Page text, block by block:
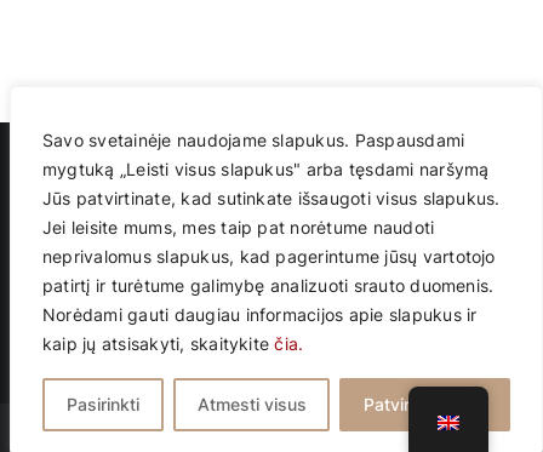
Savo svetainėje naudojame slapukus. Paspausdami
mygtuką „Leisti visus slapukus" arba tęsdami naršymą
Jūs patvirtinate, kad sutinkate išsaugoti visus slapukus.
Jei leisite mums, mes taip pat norėtume naudoti
neprivalomus slapukus, kad pagerintume jūsų vartotojo
patirtį ir turėtume galimybę analizuoti srauto duomenis.
Norėdami gauti daugiau informacijos apie slapukus ir
kaip jų atsisakyti, skaitykitečia.
Pasirinkti Atmesti visus Patvirtinti visus
Advokatų profesinė bendrija
„Dainius Vaičiūnas ir partneriai“
Vilniaus m. sav., Vilniaus m., Perkūnkiemio g. 7 (Verslo centro TRIO)
El. paštas: info@dvplegal.lt
Tel. +370 5 203 4340
Faks. +370 5 203 4899
© 2023 | Kopijuoti draudžiama | SukurtaON-11|Privatumo politika